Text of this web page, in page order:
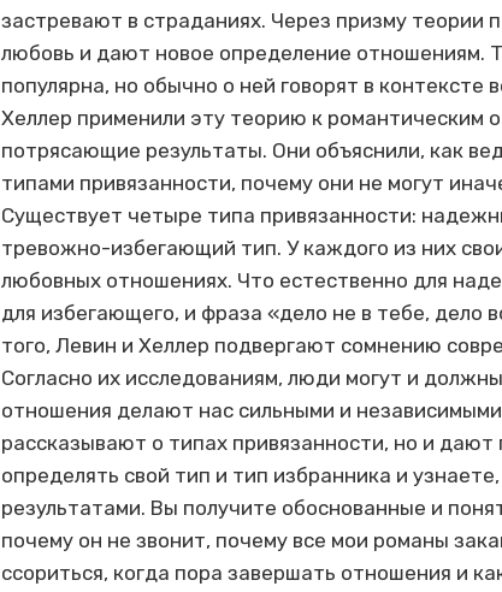
застревают в страданиях. Через призму теории
любовь и дают новое определение отношениям.
популярна, но обычно о ней говорят в
Хеллер применили эту теорию к романтическим
потрясающие результаты. Они объяснили, как
типами привязанности, почему они не могут
Существует четыре типа привязанности:
тревожно-избегающий тип. У каждого из них
любовных отношениях. Что естественно для
для избегающего, и фраза «дело не в тебе, дело
того, Левин и Хеллер подвергают сомнению
Согласно их исследованиям, люди могут и
отношения делают нас сильными и
рассказывают о типах привязанности, но и
определять свой тип и тип избранника и
результатами. Вы получите обоснованные и
почему он не звонит, почему все мои романы
ссориться, когда пора завершать отношения и